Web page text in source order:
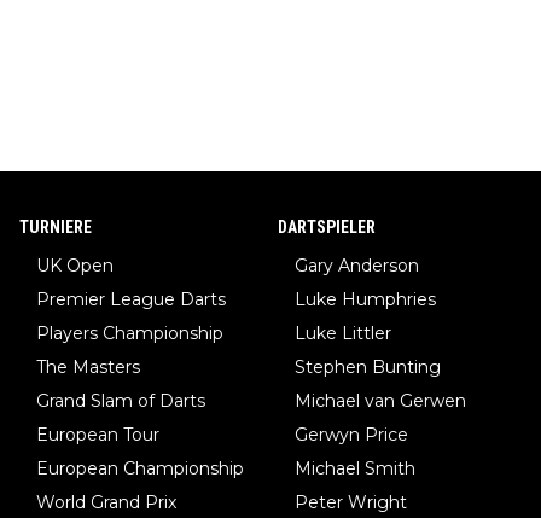
TURNIERE
UK Open
Premier League Darts
Players Championship
The Masters
Grand Slam of Darts
European Tour
European Championship
World Grand Prix
DARTSPIELER
Gary Anderson
Luke Humphries
Luke Littler
Stephen Bunting
Michael van Gerwen
Gerwyn Price
Michael Smith
Peter Wright